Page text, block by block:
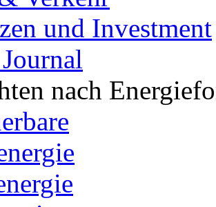
und Investment
nach